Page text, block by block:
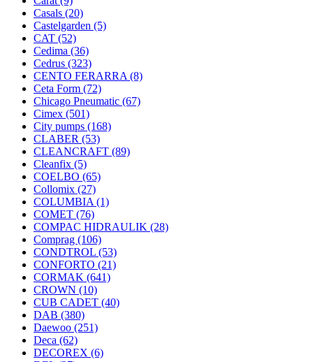
Casals (20)
Castelgarden (5)
CAT (52)
Cedima (36)
Cedrus (323)
CENTO FERARRA (8)
Ceta Form (72)
Chicago Pneumatic (67)
Cimex (501)
City pumps (168)
CLABER (53)
CLEANCRAFT (89)
Cleanfix (5)
COELBO (65)
Collomix (27)
COLUMBIA (1)
COMET (76)
COMPAC HIDRAULIK (28)
Comprag (106)
CONDTROL (53)
CONFORTO (21)
CORMAK (641)
CROWN (10)
CUB CADET (40)
DAB (380)
Daewoo (251)
Deca (62)
DECOREX (6)